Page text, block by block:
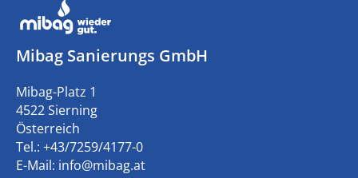
Mibag Sanierungs GmbH
Mibag-Platz 1
4522 Sierning
Österreich
Tel.: +43/7259/4177-0
E-Mail: info@mibag.at